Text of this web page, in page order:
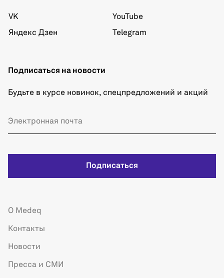
VK
Яндекс Дзен
YouTube
Telegram
Подписаться на новости
Будьте в курсе новинок, спецпредложений и акций
Подписаться
О Medeq
Контакты
Новости
Пресса и СМИ